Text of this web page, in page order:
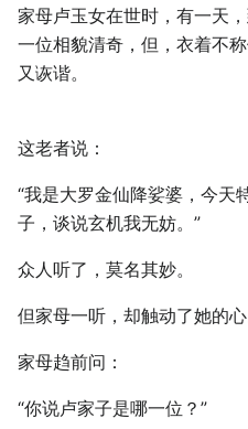
家母卢玉女在世时，有一天
一位相貌清奇，但，衣着不
又诙谐。
这老者说：
“我是大罗金仙降娑婆，今天
子，谈说玄机我无妨。”
众人听了，莫名其妙。
但家母一听，却触动了她的心
家母趋前问：
“你说卢家子是哪一位？”